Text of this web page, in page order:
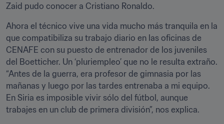
Zaid pudo conocer a Cristiano Ronaldo.
Ahora el técnico vive una vida mucho más tranquila en la
que compatibiliza su trabajo diario en las oficinas de
CENAFE con su puesto de entrenador de los juveniles
del Boetticher. Un ‘pluriempleo’ que no le resulta extraño.
“Antes de la guerra, era profesor de gimnasia por las
mañanas y luego por las tardes entrenaba a mi equipo.
En Siria es imposible vivir sólo del fútbol, aunque
trabajes en un club de primera división”, nos explica.